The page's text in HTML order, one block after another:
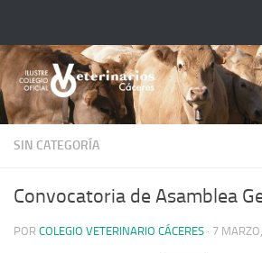
SIN CATEGORÍA
Convocatoria de Asamblea
POR COLEGIO VETERINARIO CÁCERES · 7